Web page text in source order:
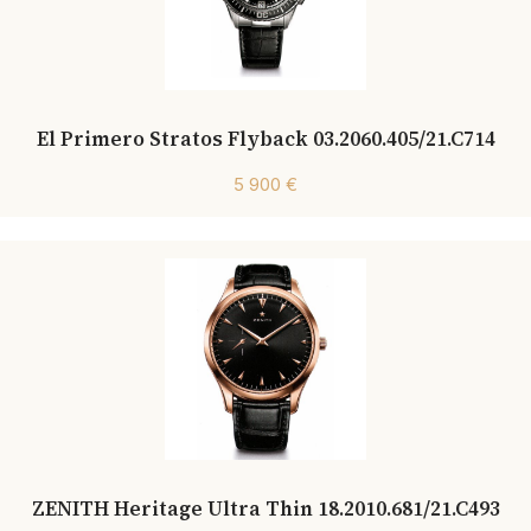
El Primero Stratos Flyback 03.2060.405/21.C714
5 900 €
ZENITH Heritage Ultra Thin 18.2010.681/21.C493